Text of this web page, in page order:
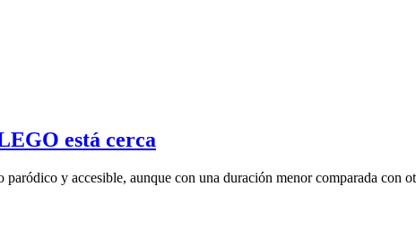
está cerca
y accesible, aunque con una duración menor comparada con